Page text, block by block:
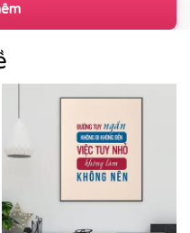
lực theo yêu cầu cho